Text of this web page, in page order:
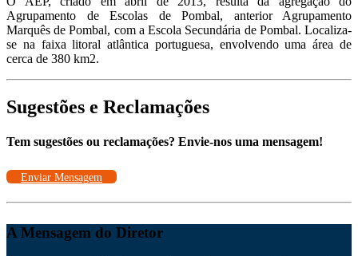
Agrupamento de Escolas de Pombal, anterior Agrupamento
Marquês de Pombal, com a Escola Secundária de Pombal. Localiza-
se na faixa litoral atlântica portuguesa, envolvendo uma área de
cerca de 380 km2.
Sugestões e Reclamações
Tem sugestões ou reclamações? Envie-nos uma mensagem!
Enviar Mensagem
A Mensagem do Diretor